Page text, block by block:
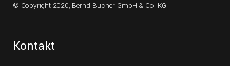
© Copyright 2020, Bernd Bucher GmbH & Co. KG
Kontakt